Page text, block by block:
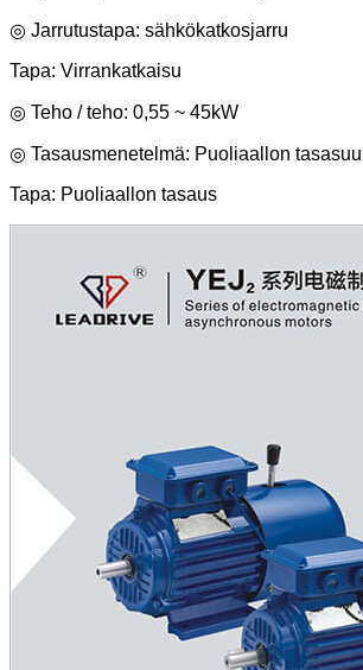
◎ Jarrutustapa: sähkökatkosjarru
Tapa: Virrankatkaisu
◎ Teho / teho: 0,55 ~ 45kW
◎ Tasausmenetelmä: Puoliaallon
Tapa: Puoliaallon tasaus